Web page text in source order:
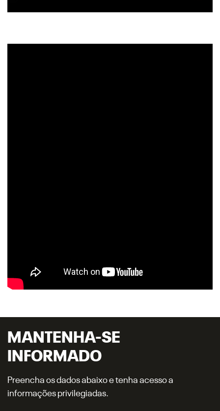
MANTENHA-SE
INFORMADO
Preencha os dados abaixo e tenha acesso a
informações privilegiadas.